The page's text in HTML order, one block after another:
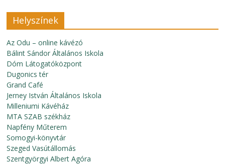
Helyszínek
Az Odu – online kávézó
Bálint Sándor Általános Iskola
Dóm Látogatóközpont
Dugonics tér
Grand Café
Jerney István Általános Iskola
Milleniumi Kávéház
MTA SZAB székház
Napfény Műterem
Somogyi-könyvtár
Szeged Vasútállomás
Szentgyörgyi Albert Agóra